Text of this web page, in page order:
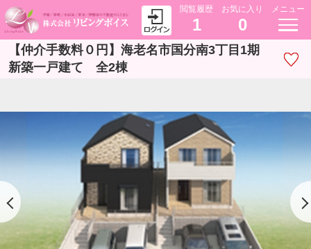
閲覧履歴
1
お気に入り
0
メニュー
【仲介手数料０円】海老名市国分南3丁目1期
新築一戸建て 全2棟